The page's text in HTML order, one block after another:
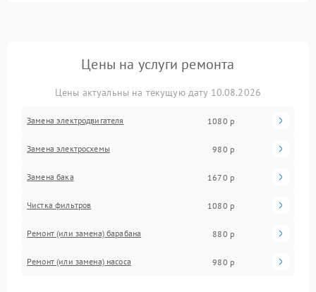
Цены на услуги ремонта
Цены актуальны на текущую дату 10.08.2026
Замена электродвигателя 1080 р
Замена электросхемы 980 р
Замена бака 1670 р
Чистка фильтров 1080 р
Ремонт (или замена) барабана 880 р
Ремонт (или замена) насоса 980 р